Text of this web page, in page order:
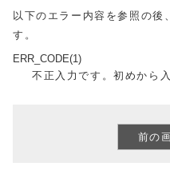
以下のエラー内容を参照の後
す。
ERR_CODE(1)
不正入力です。初めから